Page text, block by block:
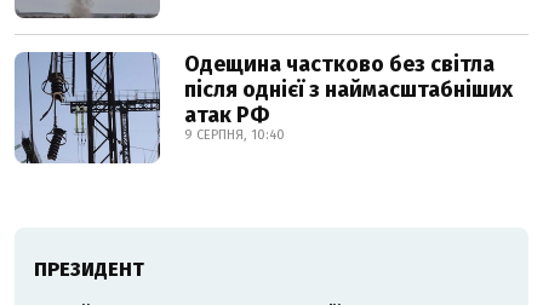
Одещина частково без світла
після однієї з наймасштабніших
атак РФ
9 СЕРПНЯ, 10:40
ПРЕЗИДЕНТ